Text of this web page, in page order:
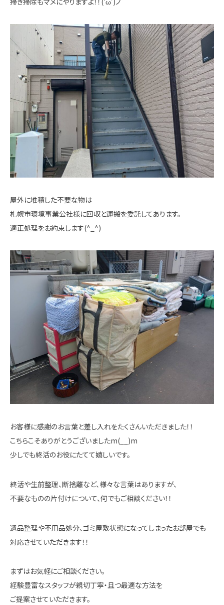
屋外に堆積した不要な物は
札幌市環境事業公社様に回収と運搬を委託してあります。
適正処理をお約束します(^_^)
お客様に感謝のお言葉と差し入れをたくさんいただきました！！
こちらこそありがとうございましたm(__)m
少しでも終活のお役にたてて嬉しいです。
終活や生前整理、断捨離など、様々な言葉はありますが、
不要なものの片付けについて、何でもご相談ください！！
遺品整理や不用品処分、ゴミ屋敷状態になってしまったお部屋でも
対応させていただきます！！
まずはお気軽にご相談ください。
経験豊富なスタッフが親切丁寧・且つ最適な方法を
ご提案させていただきます。